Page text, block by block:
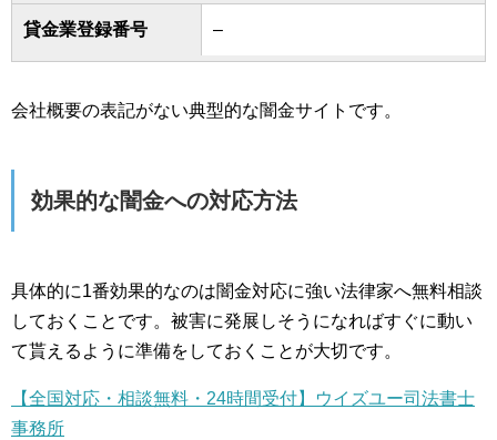
貸金業登録番号 –
会社概要の表記がない典型的な闇金サイトです。
効果的な闇金への対応方法
具体的に1番効果的なのは闇金対応に強い法律家へ無料相談
しておくことです。被害に発展しそうになればすぐに動い
て貰えるように準備をしておくことが大切です。
【全国対応・相談無料・24時間受付】ウイズユー司法書士
事務所